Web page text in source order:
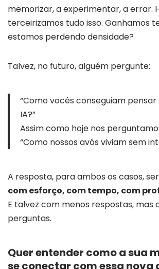
memorizar,aexperimentar,aerrar.
terceirizamos tudoisso. Ganhamos
estamos perdendodensidade?
Talvez, no futuro,alguém pergunte:
“Comovocês conseguiam pensar
IA?”
Assimcomo hoje nos
“Como nossos avós viviamsem
A resposta, paraambos os casos,
comesforço, comtempo, com
E talvez com menos respostas, mas
perguntas.
Querentender comoasua
seconectar comessa nova